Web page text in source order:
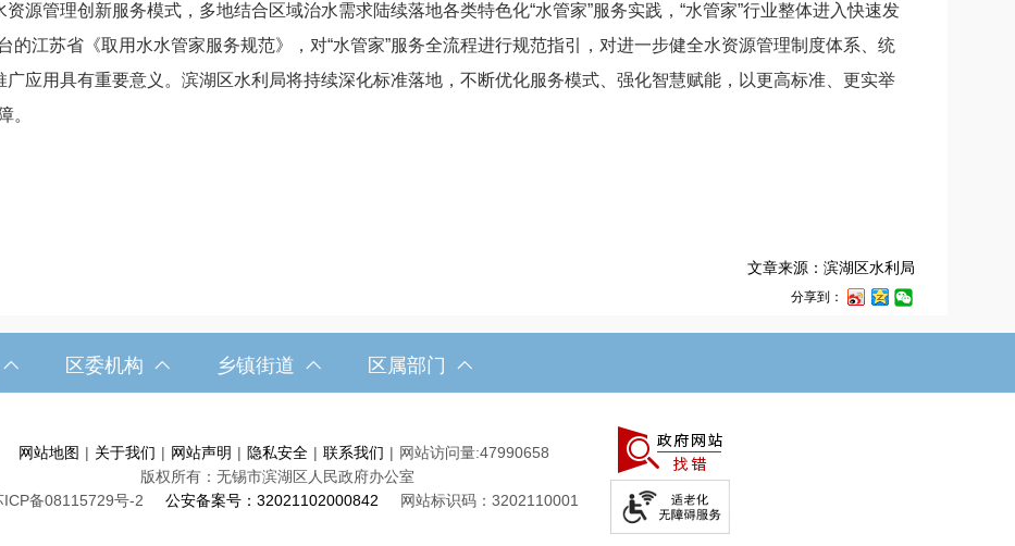
管理创新服务模式，多地结合区域治水需求陆续落地各类特色化“水管家”服务实践，“水管家”行业整体进入快速发
的江苏省《取用水水管家服务规范》，对“水管家”服务全流程进行规范指引，对进一步健全水资源管理制度体系、统
广应用具有重要意义。滨湖区水利局将持续深化标准落地，不断优化服务模式、强化智慧赋能，以更高标准、更实举
。
文章来源：滨湖区水利局
分享到：
区委机构 乡镇街道 区属部门
网站地图 | 关于我们 | 网站声明 | 隐私安全 | 联系我们 | 网站访问量:47990658
版权所有：无锡市滨湖区人民政府办公室
ICP备08115729号-2
公安备案号：32021102000842 网站标识码：3202110001